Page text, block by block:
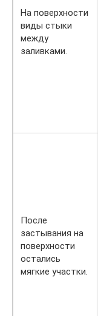
На поверхности
виды стыки
между
заливками.
После
застывания на
поверхности
остались
мягкие участки.